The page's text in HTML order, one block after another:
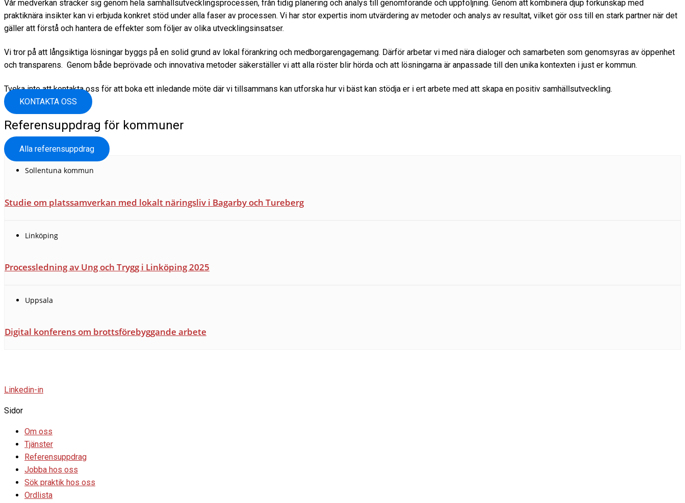
Vår medverkan sträcker sig genom hela samhällsutvecklingsprocessen, från tidig planering och analys till genomförande och uppföljning. Genom att kombinera djup förkunskap med
praktiknära insikter kan vi erbjuda konkret stöd under alla faser av processen. Vi har stor expertis inom utvärdering av metoder och analys av resultat, vilket gör oss till en stark partner när det
gäller att förstå och hantera de effekter som följer av olika utvecklingsinsatser.
Vi tror på att långsiktiga lösningar byggs på en solid grund av lokal förankring och medborgarengagemang. Därför arbetar vi med nära dialoger och samarbeten som genomsyras av öppenhet
och transparens. Genom både beprövade och innovativa metoder säkerställer vi att alla röster blir hörda och att lösningarna är anpassade till den unika kontexten i just er kommun.
Tveka inte att kontakta oss för att boka ett inledande möte där vi tillsammans kan utforska hur vi bäst kan stödja er i ert arbete med att skapa en positiv samhällsutveckling.
KONTAKTA OSS
Referensuppdrag för kommuner
Alla referensuppdrag
Sollentuna kommun
Studie om platssamverkan med lokalt näringsliv i Bagarby och Tureberg
Linköping
Processledning av Ung och Trygg i Linköping 2025
Uppsala
Digital konferens om brottsförebyggande arbete
Linkedin-in
Sidor
Om oss
Tjänster
Referensuppdrag
Jobba hos oss
Sök praktik hos oss
Ordlista